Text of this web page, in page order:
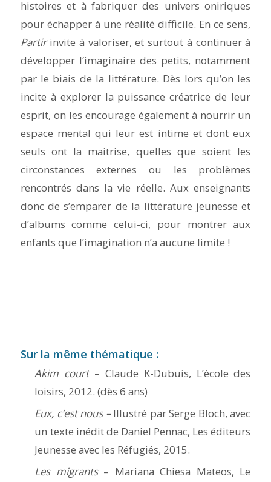
histoires et à fabriquer des univers oniriques
pour échapper à une réalité difficile. En ce sens,
Partirinvite à valoriser, et surtout à continuer à
développer l’imaginaire des petits, notamment
par le biais de la littérature. Dès lors qu’on les
incite à explorer la puissance créatrice de leur
esprit, on les encourage également à nourrir un
espace mental qui leur est intime et dont eux
seuls ont la maitrise, quelles que soient les
circonstances externes ou les problèmes
rencontrés dans la vie réelle. Aux enseignants
donc de s’emparer de la littérature jeunesse et
d’albums comme celui-ci, pour montrer aux
enfants que l’imagination n’a aucune limite !
Sur la même thématique :
Akim court– Claude K-Dubuis, L’école des
loisirs, 2012. (dès 6 ans)
Eux, c’est nous –Illustré par Serge Bloch, avec
un texte inédit de Daniel Pennac, Les éditeurs
Jeunesse avec les Réfugiés, 2015.
Les migrants– Mariana Chiesa Mateos, Le